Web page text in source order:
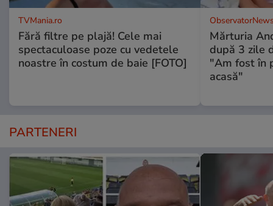
TVMania.ro
Fără filtre pe plajă! Cele mai
spectaculoase poze cu vedetele
noastre în costum de baie [FOTO]
Mărturia
după 3 zile
"Am fost în
acasă"
PARTENERI